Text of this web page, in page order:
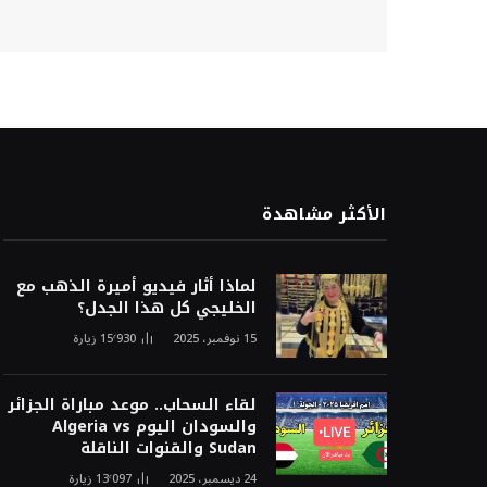
الأكثر مشاهدة
لماذا أثار فيديو أميرة الذهب مع
الخليجي كل هذا الجدل؟
15 نوفمبر، 2025 15٬930 زيارة
لقاء السحاب.. موعد مباراة الجزائر
والسودان اليوم Algeria vs
Sudan والقنوات الناقلة
24 ديسمبر، 2025 13٬097 زيارة